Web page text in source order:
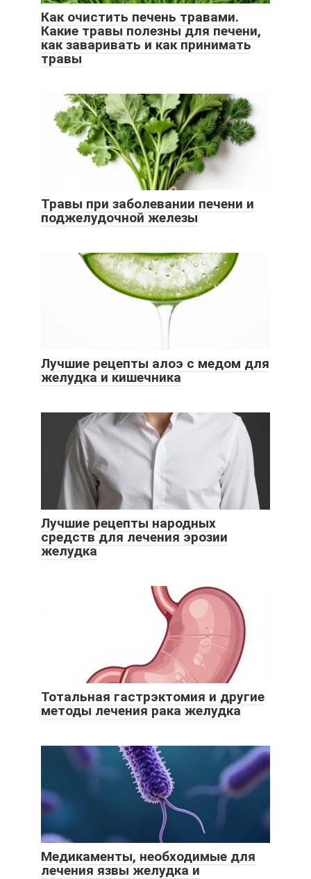
Как очистить печень травами.
Какие травы полезны для печени,
как заваривать и как принимать
травы
Травы при заболевании печени и
поджелудочной железы
Лучшие рецепты алоэ с медом для
желудка и кишечника
Лучшие рецепты народных
средств для лечения эрозии
желудка
Тотальная гастрэктомия и другие
методы лечения рака желудка
Медикаменты, необходимые для
лечения язвы желудка и